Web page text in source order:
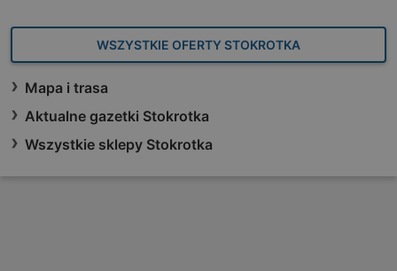
WSZYSTKIE OFERTY STOKROTKA
Mapa i trasa
Aktualne gazetki Stokrotka
Wszystkie sklepy Stokrotka